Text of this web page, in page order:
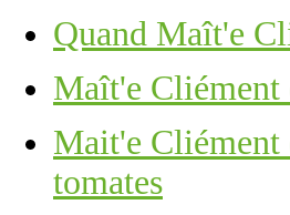
Quand Maît'e
Maît'e Cliément
Mait'e Cliément
tomates